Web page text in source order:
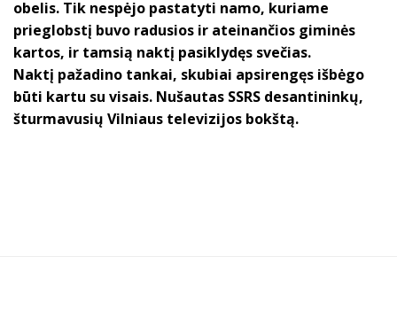
obelis. Tik nespėjo pastatyti namo, kuriame
prieglobstį buvo radusios ir ateinančios giminės
kartos, ir tamsią naktį pasiklydęs svečias.
Naktį pažadino tankai, skubiai apsirengęs išbėgo
būti kartu su visais. Nušautas SSRS desantininkų,
šturmavusių Vilniaus televizijos bokštą.